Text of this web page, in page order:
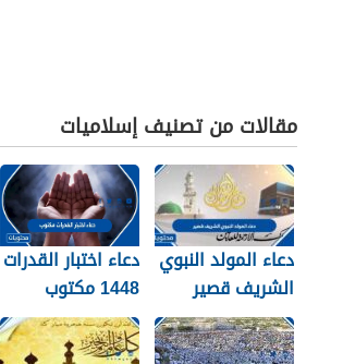
مقالات من تصنيف إسلاميات
دعاء المولد النبوي
الشريف قصير
2026 مكتوب
دعاء اختبار القدرات
1448 مكتوب